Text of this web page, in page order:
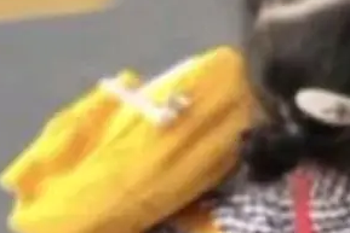
质量创新联盟主办，以
原生时代的质量新范
验室走向规模化产业落地
《2026智能研发生产力
云测的Testin XAge
试领域代表产品。对CI
变：AI测试正在从效率
础设施。 CIO面对的新
一篇关于 ADT
回不去了。Alex Fedos
石"。 他说的东西不新
），尤其是和类型
楚了一件事：这不是类
常编码的思维方式。 文
。一个网站的深色主题
业 AI 平台 Clou
源项目 Cloudflare O
，你会觉得这是又一